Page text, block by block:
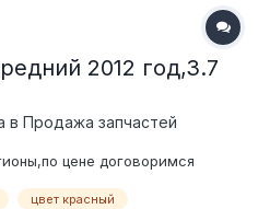
2012 год,3.7
в Продажа запчастей
цене договоримся
цвет красный